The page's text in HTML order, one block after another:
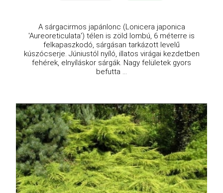
A sárgacirmos japánlonc (Lonicera japonica
'Aureoreticulata') télen is zöld lombú, 6 méterre is
felkapaszkodó, sárgásan tarkázott levelű
kúszócserje. Júniustól nyíló, illatos virágai kezdetben
fehérek, elnyíláskor sárgák. Nagy felületek gyors
befutta ...